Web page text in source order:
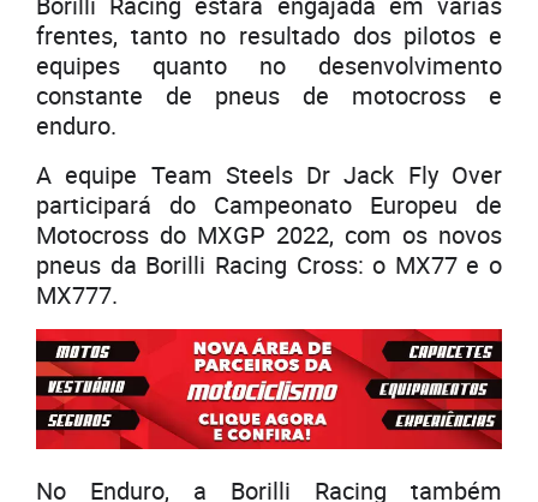
frentes, tanto no resultado dos pilotos e
equipes quanto no desenvolvimento
constante de pneus de motocross e
enduro.
A equipe Team Steels Dr Jack Fly Over
participará do Campeonato Europeu de
Motocross do MXGP 2022, com os novos
pneus da Borilli Racing Cross: o MX77 e o
MX777.
No Enduro, a Borilli Racing também